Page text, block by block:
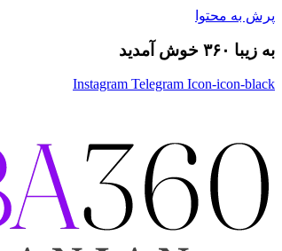
پرش به محتوا
به زیبا ۳۶۰ خوش آمدید
Instagram Telegram Icon-icon-black